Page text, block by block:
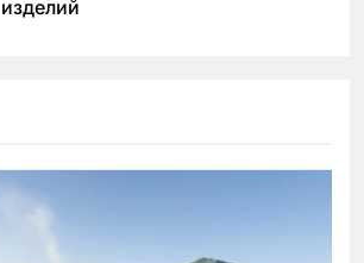
изделий